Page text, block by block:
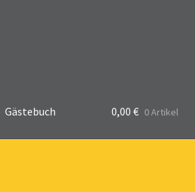
Gästebuch 0,00 € 0 Artikel